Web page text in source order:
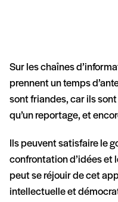
Sur les chaînes
prennent un temps
sont friandes, car ils
qu’un reportage, et
Ils peuvent satisfaire le
confrontation d’idées et
peut se réjouir de cet
intellectuelle et